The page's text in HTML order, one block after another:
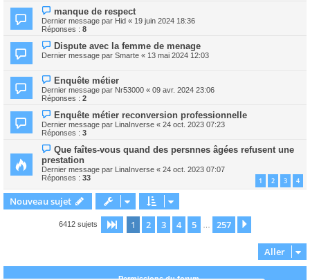
manque de respect
Dernier message par Hid « 19 juin 2024 18:36
Réponses : 8
Dispute avec la femme de menage
Dernier message par Smarte « 13 mai 2024 12:03
Enquête métier
Dernier message par Nr53000 « 09 avr. 2024 23:06
Réponses : 2
Enquête métier reconversion professionnelle
Dernier message par LinaInverse « 24 oct. 2023 07:23
Réponses : 3
Que faîtes-vous quand des persnnes âgées refusent une
prestation
Dernier message par LinaInverse « 24 oct. 2023 07:07
Réponses : 33 1 2 3 4
Nouveau sujet
6412 sujets Page 1sur257
1 2 3 4 5 257
Aller